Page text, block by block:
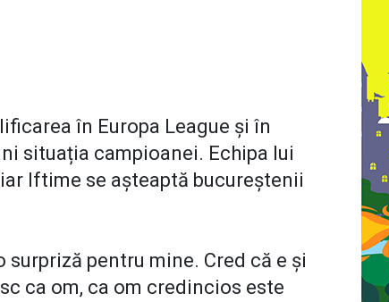
în Europa League și în
situația campioanei. Echipa lui
Iftime se așteaptă bucureștenii
surpriză pentru mine. Cred că e și
ca om, ca om credincios este